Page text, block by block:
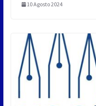
10 Agosto 2024